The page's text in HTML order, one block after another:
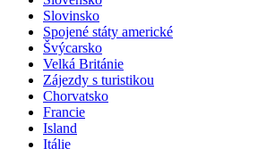
Slovinsko
Spojené státy americké
Švýcarsko
Velká Británie
Zájezdy s turistikou
Chorvatsko
Francie
Island
Itálie